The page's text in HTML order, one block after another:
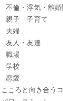
不倫・浮気・離
親子 子育て
夫婦
友人・友達
職場
学校
恋愛
こころと向き合う